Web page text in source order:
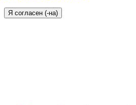
Я согласен (-на)